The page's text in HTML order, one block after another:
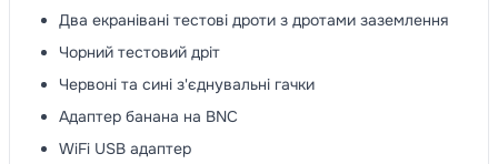
Два екранівані тестові дроти з дротами заземлення
Чорний тестовий дріт
Червоні та сині з'єднувальні гачки
Адаптер банана на BNC
WiFi USB адаптер